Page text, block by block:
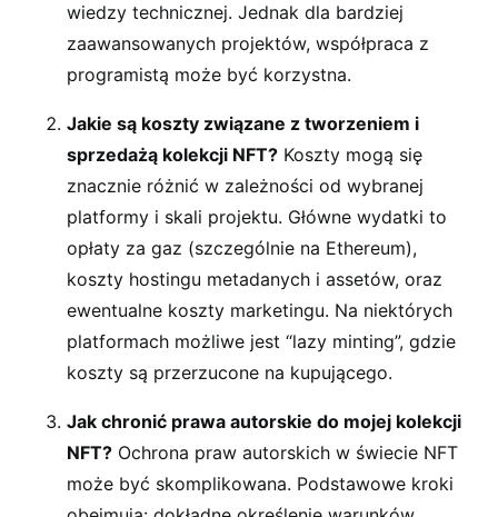
wiedzy technicznej. Jednak dla bardziej
zaawansowanych projektów, współpraca z
programistą może być korzystna.
Jakie są koszty związane z tworzeniem i
sprzedażą kolekcji NFT? Koszty mogą się
znacznie różnić w zależności od wybranej
platformy i skali projektu. Główne wydatki to
opłaty za gaz (szczególnie na Ethereum),
koszty hostingu metadanych i assetów, oraz
ewentualne koszty marketingu. Na niektórych
platformach możliwe jest “lazy minting”, gdzie
koszty są przerzucone na kupującego.
Jak chronić prawa autorskie do mojej kolekcji
NFT? Ochrona praw autorskich w świecie NFT
może być skomplikowana. Podstawowe kroki